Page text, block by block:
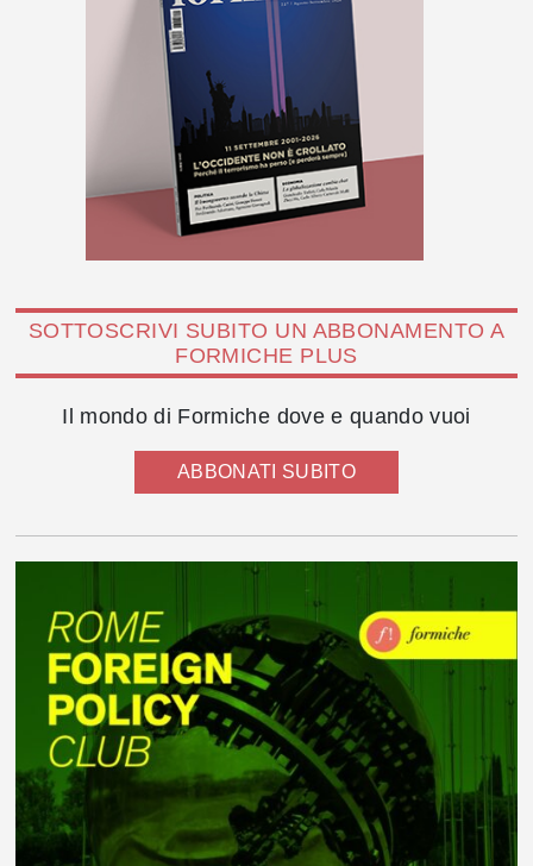
SOTTOSCRIVI SUBITO UN ABBONAMENTO A
FORMICHE PLUS
Il mondo di Formiche dove e quando vuoi
ABBONATI SUBITO